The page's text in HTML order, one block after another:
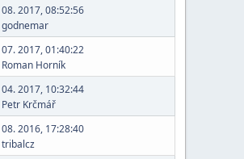
2017, 08:52:56
godnemar
2017, 01:40:22
Roman Horník
2017, 10:32:44
Petr Krčmář
2016, 17:28:40
tribalcz